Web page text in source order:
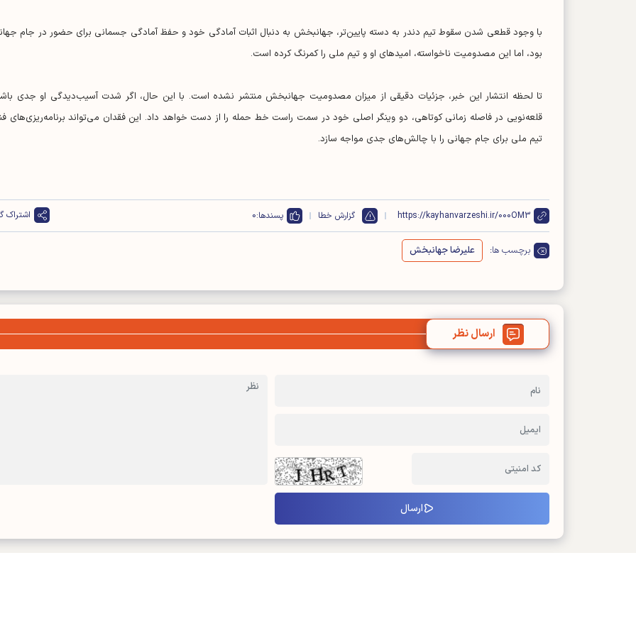
با وجود قطعی شدن سقوط تیم دندر به دسته پایین‌تر، جهانبخش به دنبال اثبات آمادگی خود و حفظ آمادگی جسمانی برای حضور در جام
بود، اما این مصدومیت ناخواسته، امیدهای او و تیم ملی را کمرنگ کرده است.
تا لحظه انتشار این خبر، جزئیات دقیقی از میزان مصدومیت جهانبخش منتشر نشده است. با این حال، اگر شدت آسیب‌دیدگی او جدی
قلعه‌نویی در فاصله زمانی کوتاهی، دو وینگر اصلی خود در سمت راست خط حمله را از دست خواهد داد. این فقدان می‌تواند برنامه‌ریزی‌های
تیم ملی برای جام جهانی را با چالش‌های جدی مواجه سازد.
https://kayhanvarzeshi.ir/000OM3 گزارش خطا پسندها:0 اشتراک
برچسب ها: علیرضا جهانبخش
ارسال نظر